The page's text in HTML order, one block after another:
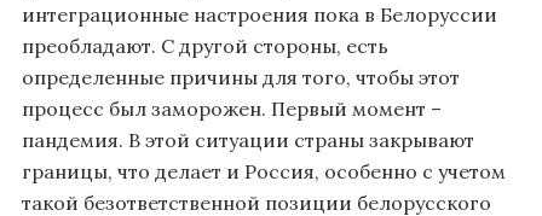
интеграционные настроения пока в Белоруссии
преобладают. С другой стороны, есть
определенные причины для того, чтобы этот
процесс был заморожен. Первый момент –
пандемия. В этой ситуации страны закрывают
границы, что делает и Россия, особенно с учетом
такой безответственной позиции белорусского